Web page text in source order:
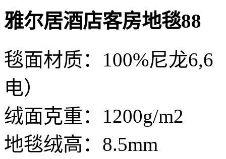
雅尔居酒店客房地毯88
毯面材质：100%尼龙
电）
绒面克重：1200g/m2
地毯绒高：8.5mm